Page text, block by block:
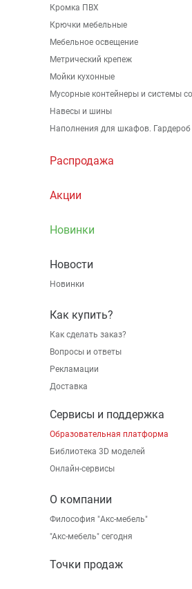
Кромка ПВХ
Крючки мебельные
Мебельное освещение
Метрический крепеж
Мойки кухонные
Мусорные контейнеры и системы
Навесы и шины
Наполнения для шкафов. Гардероб
Распродажа
Акции
Новинки
Новости
Новинки
Как купить?
Как сделать заказ?
Вопросы и ответы
Рекламации
Доставка
Сервисы и поддержка
Образовательная платформа
Библиотека 3D моделей
Онлайн-сервисы
О компании
Философия "Акс-мебель"
"Aкс-мебель" сегодня
Точки продаж